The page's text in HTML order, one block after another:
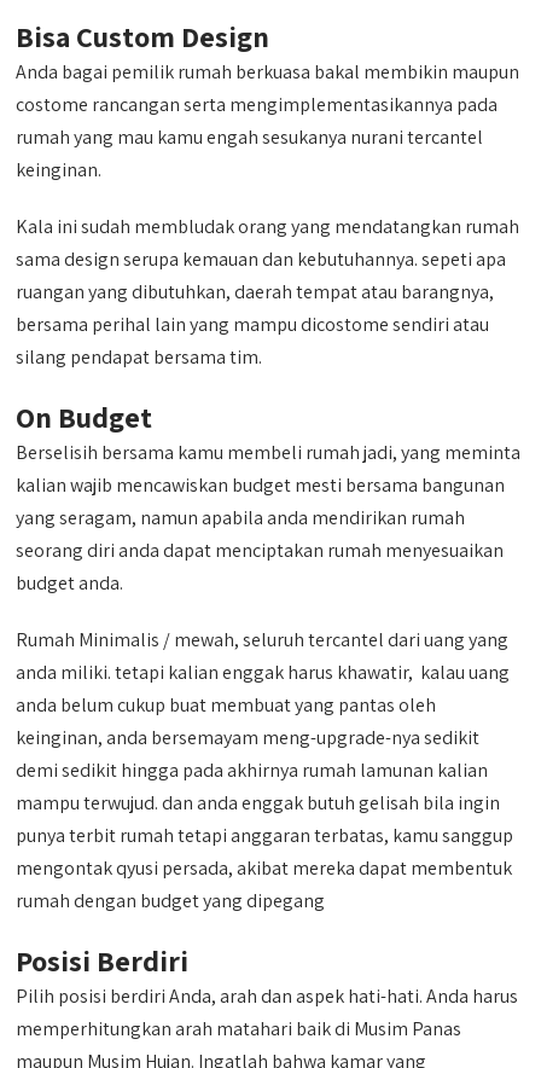
Bisa Custom Design
Anda bagai pemilik rumah berkuasa bakal membikin maupun
costome rancangan serta mengimplementasikannya pada
rumah yang mau kamu engah sesukanya nurani tercantel
keinginan.
Kala ini sudah membludak orang yang mendatangkan rumah
sama design serupa kemauan dan kebutuhannya. sepeti apa
ruangan yang dibutuhkan, daerah tempat atau barangnya,
bersama perihal lain yang mampu dicostome sendiri atau
silang pendapat bersama tim.
On Budget
Berselisih bersama kamu membeli rumah jadi, yang meminta
kalian wajib mencawiskan budget mesti bersama bangunan
yang seragam, namun apabila anda mendirikan rumah
seorang diri anda dapat menciptakan rumah menyesuaikan
budget anda.
Rumah Minimalis / mewah, seluruh tercantel dari uang yang
anda miliki. tetapi kalian enggak harus khawatir, kalau uang
anda belum cukup buat membuat yang pantas oleh
keinginan, anda bersemayam meng-upgrade-nya sedikit
demi sedikit hingga pada akhirnya rumah lamunan kalian
mampu terwujud. dan anda enggak butuh gelisah bila ingin
punya terbit rumah tetapi anggaran terbatas, kamu sanggup
mengontak qyusi persada, akibat mereka dapat membentuk
rumah dengan budget yang dipegang
Posisi Berdiri
Pilih posisi berdiri Anda, arah dan aspek hati-hati. Anda harus
memperhitungkan arah matahari baik di Musim Panas
maupun Musim Hujan. Ingatlah bahwa kamar yang